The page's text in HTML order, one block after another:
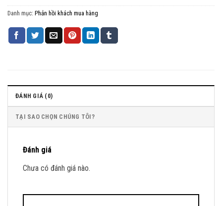
Danh mục: Phản hồi khách mua hàng
ĐÁNH GIÁ (0)
TẠI SAO CHỌN CHÚNG TÔI?
Đánh giá
Chưa có đánh giá nào.